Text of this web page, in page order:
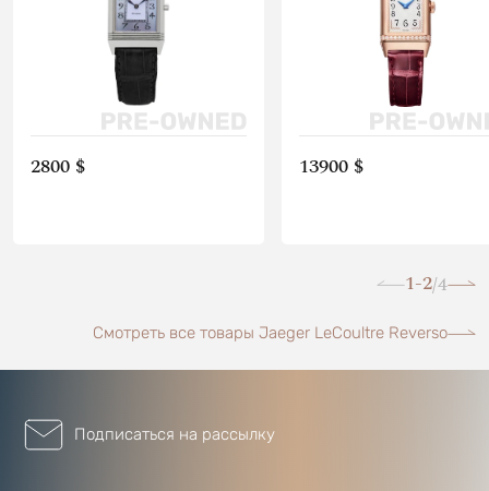
2800 $ 13900 $
1-2/4
Смотреть все товары Jaeger LeCoultre Reverso
Подписаться на рассылку